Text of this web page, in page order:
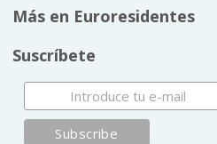
Más en Euroresidentes
Suscríbete